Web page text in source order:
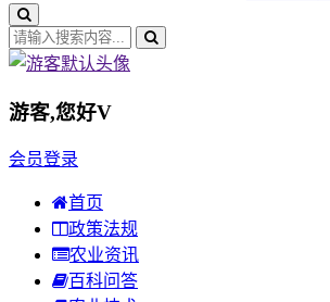
游客,您好V
会员登录
首页
政策法规
农业资讯
百科问答